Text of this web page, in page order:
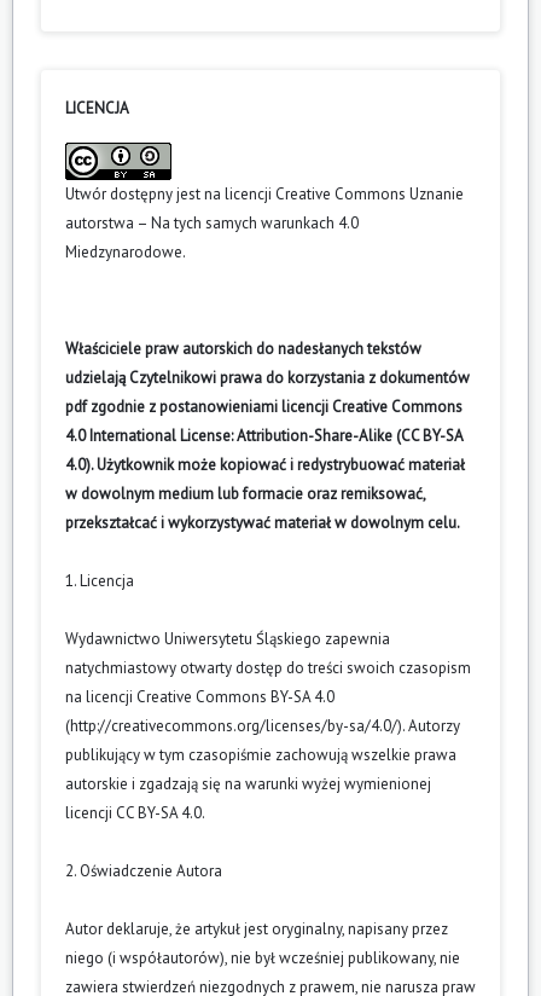
LICENCJA
Utwór dostępny jest na licencji Creative Commons Uznanie
autorstwa – Na tych samych warunkach 4.0
Miedzynarodowe.
Właściciele praw autorskich do nadesłanych tekstów
udzielają Czytelnikowi prawa do korzystania z dokumentów
pdf zgodnie z postanowieniami licencji Creative Commons
4.0 International License: Attribution-Share-Alike (CC BY-SA
4.0). Użytkownik może kopiować i redystrybuować materiał
w dowolnym medium lub formacie oraz remiksować,
przekształcać i wykorzystywać materiał w dowolnym celu.
1. Licencja
Wydawnictwo Uniwersytetu Śląskiego zapewnia
natychmiastowy otwarty dostęp do treści swoich czasopism
na licencji Creative Commons BY-SA 4.0
(http://creativecommons.org/licenses/by-sa/4.0/). Autorzy
publikujący w tym czasopiśmie zachowują wszelkie prawa
autorskie i zgadzają się na warunki wyżej wymienionej
licencji CC BY-SA 4.0.
2. Oświadczenie Autora
Autor deklaruje, że artykuł jest oryginalny, napisany przez
niego (i współautorów), nie był wcześniej publikowany, nie
zawiera stwierdzeń niezgodnych z prawem, nie narusza praw